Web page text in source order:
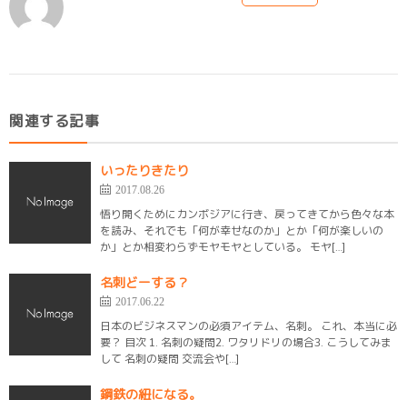
関連する記事
いったりきたり
2017.08.26
悟り開くためにカンボジアに行き、戻ってきてから色々な本
を読み、それでも「何が幸せなのか」とか「何が楽しいの
か」とか相変わらずモヤモヤとしている。 モヤ[…]
名刺どーする？
2017.06.22
日本のビジネスマンの必須アイテム、名刺。 これ、本当に必
要？ 目次 1. 名刺の疑問2. ワタリドリの場合3. こうしてみま
して 名刺の疑問 交流会や[…]
鋼鉄の紐になる。